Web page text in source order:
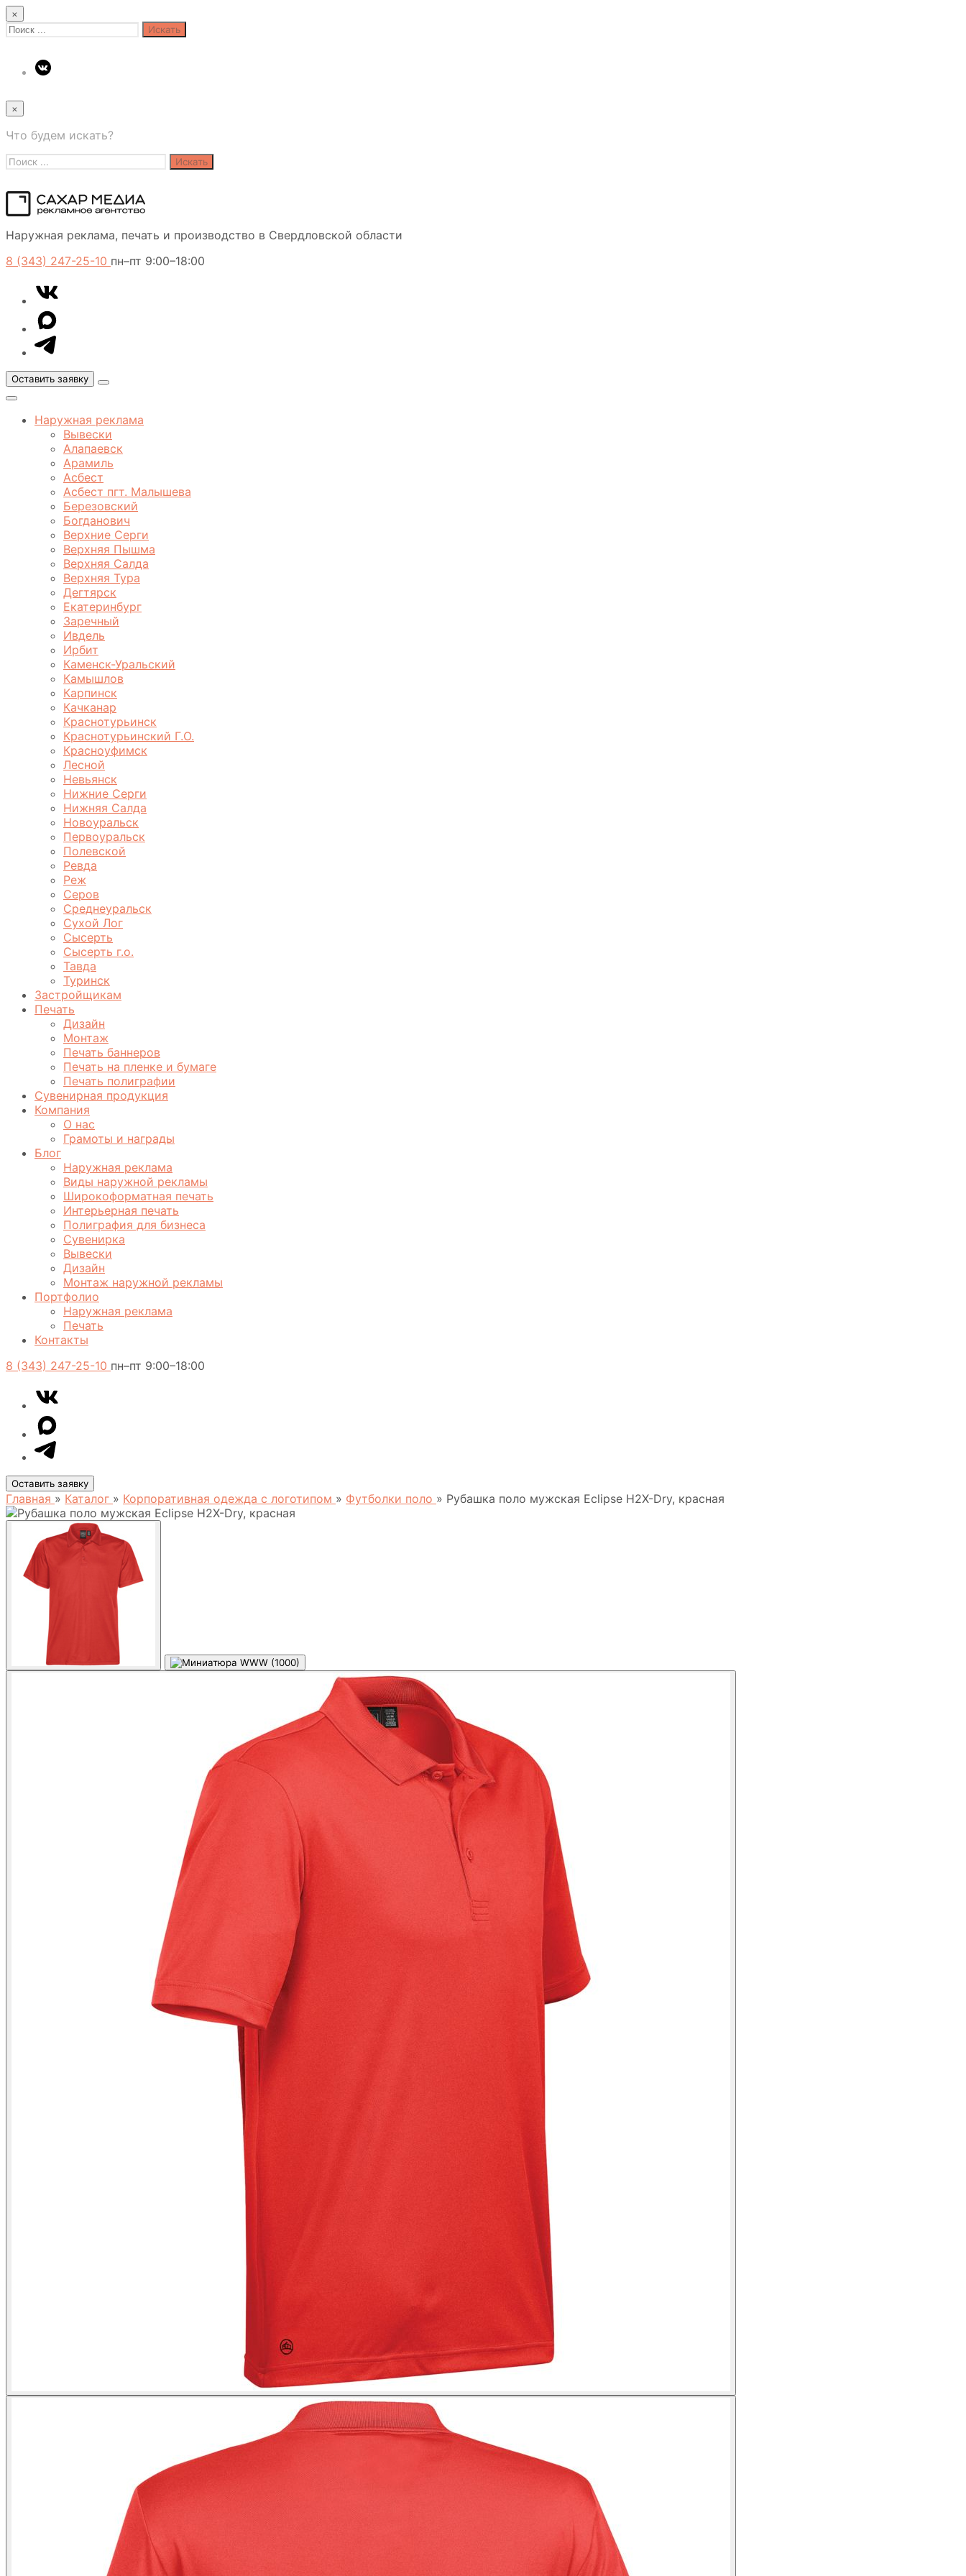
×
Search
×
Что будем искать?
Search
Медиа
Наружная реклама, печать и производство в Свердловской области
8 (343) 247-25-10 пн–пт 9:00–18:00
VK
Telegram
MAX
Оставить заявку
Открыть
Закрыть
менюНаружная реклама
Вывески
Алапаевск
Арамиль
Асбест
Асбест пгт. Малышева
Березовский
Богданович
Верхние Серги
Верхняя Пышма
Верхняя Салда
Верхняя Тура
Дегтярск
Екатеринбург
Заречный
Ивдель
Ирбит
Каменск-Уральский
Камышлов
Карпинск
Качканар
Краснотурьинск
Краснотурьинский Г.О.
Красноуфимск
Лесной
Невьянск
Нижние Серги
Нижняя Салда
Новоуральск
Первоуральск
Полевской
Ревда
Реж
Серов
Среднеуральск
Сухой Лог
Сысерть
Сысерть г.о.
Тавда
Туринск
Застройщикам
Печать
Дизайн
Монтаж
Печать баннеров
Печать на пленке и бумаге
Печать полиграфии
Сувенирная продукция
Компания
О нас
Грамоты и награды
Блог
Наружная реклама
Виды наружной рекламы
Широкоформатная печать
Интерьерная печать
Полиграфия для бизнеса
Сувенирка
Вывески
Дизайн
Монтаж наружной рекламы
Портфолио
Наружная реклама
Печать
Контакты
8 (343) 247-25-10 пн–пт 9:00–18:00
VK
Telegram
MAX
Оставить заявку
Главная » Каталог » Корпоративная одежда с логотипом » Футболки поло » Рубашка поло мужская Eclipse H2X-Dry, красная